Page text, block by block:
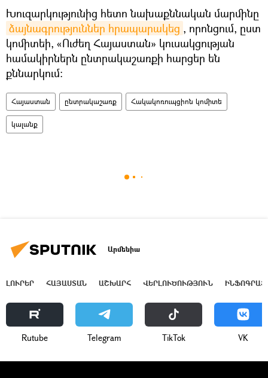
Խուզարկությունից հետո նախաքննական մարմինը
ձայնագրություններ հրապարակեց , որոնցում, ըստ
կոմիտեի, «Ուժեղ Հայաստան» կուսակցության
համակիրներն ընտրակաշառքի հարցեր են
քննարկում։
Հայաստան ընտրակաշառք Հակակոռուպցիոն կոմիտե
կալանք
Արմենիա
ԼՈՒՐԵՐ ՀԱՅԱՍՏԱՆ ԱՇԽԱՐՀ ՎԵՐԼՈՒԾՈՒԹՅՈՒՆ
Rutube Telegram ТikТоk VK